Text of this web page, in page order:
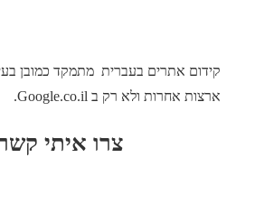
קידום אתרים בעברית מתמקד כמובן
ארצות אחרות ולא רק ב Google.co.il.
צרו איתי